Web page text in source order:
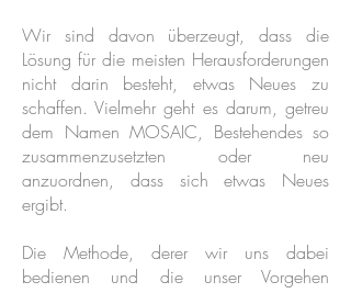
Wir sind davon überzeugt, dass die
Lösung für die meisten Herausforderungen
nicht darin besteht, etwas Neues zu
schaffen. Vielmehr geht es darum, getreu
dem Namen MOSAIC, Bestehendes so
zusammenzusetzten oder neu
anzuordnen, dass sich etwas Neues
ergibt.
Die Methode, derer wir uns dabei
bedienen und die unser Vorgehen